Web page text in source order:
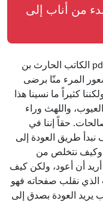
من أناب إلى
تحميل كتاب التوبة: بدء من أناب إلى الله pdf الكاتب الحارث بن
المرء منّا برضى
كثيراً ما نسينا هذا
واللهث وراء
حقاً إننا في
طريق العودة إلى
وكيف نتخلص من
أريد أن أعود، ولكن كيف
الذي نقلب صفحاته فهو
يريد العودة بصدق إلى